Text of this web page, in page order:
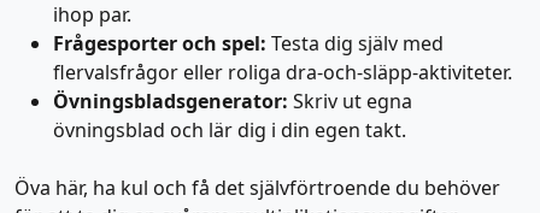
ihop par.
Frågesporter och spel: Testa dig själv med
flervalsfrågor eller roliga dra-och-släpp-aktiviteter.
Övningsbladsgenerator: Skriv ut egna
övningsblad och lär dig i din egen takt.
Öva här, ha kul och få det självförtroende du behöver